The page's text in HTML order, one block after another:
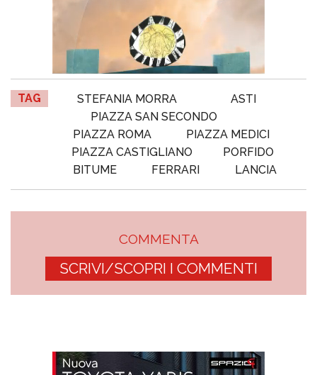
TAG STEFANIA MORRA
ASTI
PIAZZA SAN SECONDO
PIAZZA ROMA
PIAZZA MEDICI
PIAZZA CASTIGLIANO
PORFIDO
BITUME
FERRARI LANCIA
COMMENTA
SCRIVI/SCOPRI I COMMENTI